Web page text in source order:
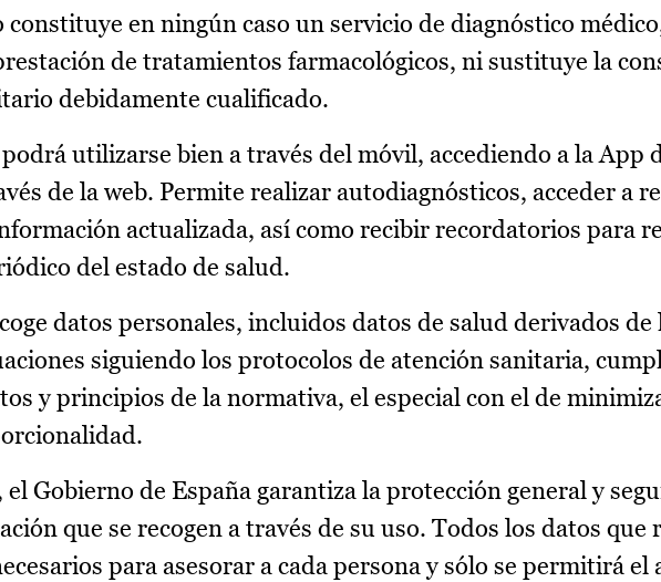
constituye en ningún caso un servicio de diagnóstico
de tratamientos farmacológicos, ni sustituye la
debidamente cualificado.
utilizarse bien a través del móvil, accediendo a la App
de la web. Permite realizar autodiagnósticos, acceder a
actualizada, así como recibir recordatorios para
del estado de salud.
datos personales, incluidos datos de salud derivados
siguiendo los protocolos de atención sanitaria,
y principios de la normativa, el especial con el de
el Gobierno de España garantiza la protección general y
que se recogen a través de su uso. Todos los datos que
para asesorar a cada persona y sólo se permitirá el